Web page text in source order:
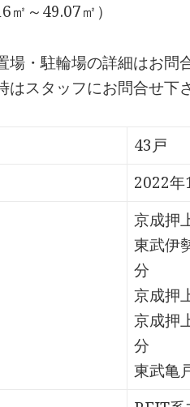
～49.07㎡）
・駐輪場の詳細はお問
スタッフにお問合せ下さ
43戸
2022年
京成押
東武伊
分
京成押
京成押
分
東武亀